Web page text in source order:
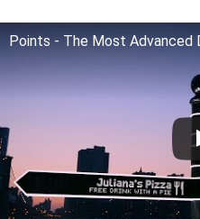
Points - The Most Advanced